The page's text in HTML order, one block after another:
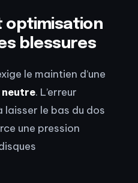
optimisation
blessures
le maintien d’une
. L’erreur
le bas du dos
une pression